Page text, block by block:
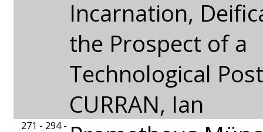
Incarnation,
the Prospect of a
Technological
CURRAN, Ian
271 - 294 -